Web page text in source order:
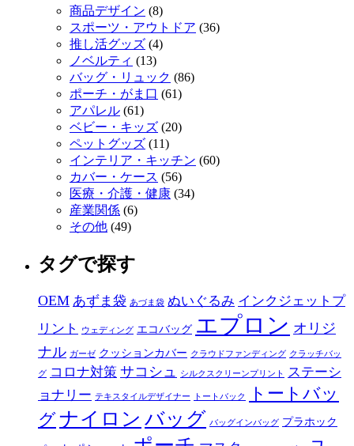
商品デザイン (8)
スポーツ・アウトドア (36)
推し活グッズ (4)
ノベルティ (13)
バッグ・リュック (86)
ポーチ・がま口 (61)
アパレル (61)
ベビー・キッズ (20)
ペットグッズ (11)
インテリア・キッチン (60)
カバー・ケース (56)
医療・介護・健康 (34)
産業関係 (6)
その他 (49)
タグで探す
OEM あずま袋 あづま袋 ぬいぐるみ インクジェットプ
リント
ウェディング エコバッグ エプロン オリジ
ナル ガーゼ クッションカバー クラウドファンディング クラッチバッ
グ コロナ対策 サコシュ シルクスクリーンプリント
ステーシ
ョナリー テキスタイルデザイナー トートバック
トートバッ
グナイロン バッグ バッグインバッグ プラホック